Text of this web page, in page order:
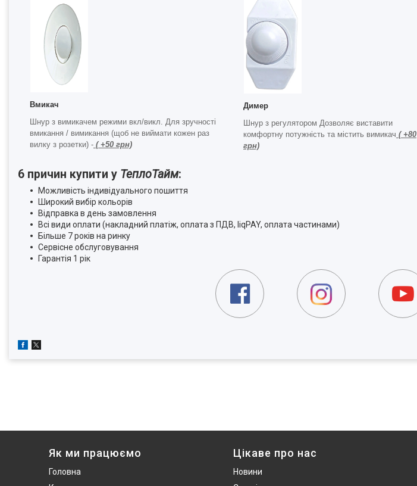
Вмикач
Шнур з вимикачем режими вкл/викл. Для зручності
вмикання / вимикання (щоб не виймати кожен раз
вилку з розетки) - ( +50 грн)
Димер
Шнур з регулятором Дозволяє виставити
комфортну потужність та містить вимикач ( +80
грн)
6 причин купити у ТеплоТайм:
Можливість індивідуального пошиття
Широкий вибір кольорів
Відправка в день замовлення
Всі види оплати (накладний платіж, оплата з ПДВ, liqPAY, оплата частинами)
Більше 7 років на ринку
Сервісне обслуговування
Гарантія 1 рік
Як ми працюємо
Головна
Цікаве про нас
Новини